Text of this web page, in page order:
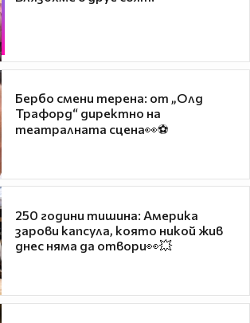
Бербо смени терена: от „Олд
Трафорд“ директно на
театралната сцена👀⚽
250 години тишина: Америка
зарови капсула, която никой жив
днес няма да отвори👀💥